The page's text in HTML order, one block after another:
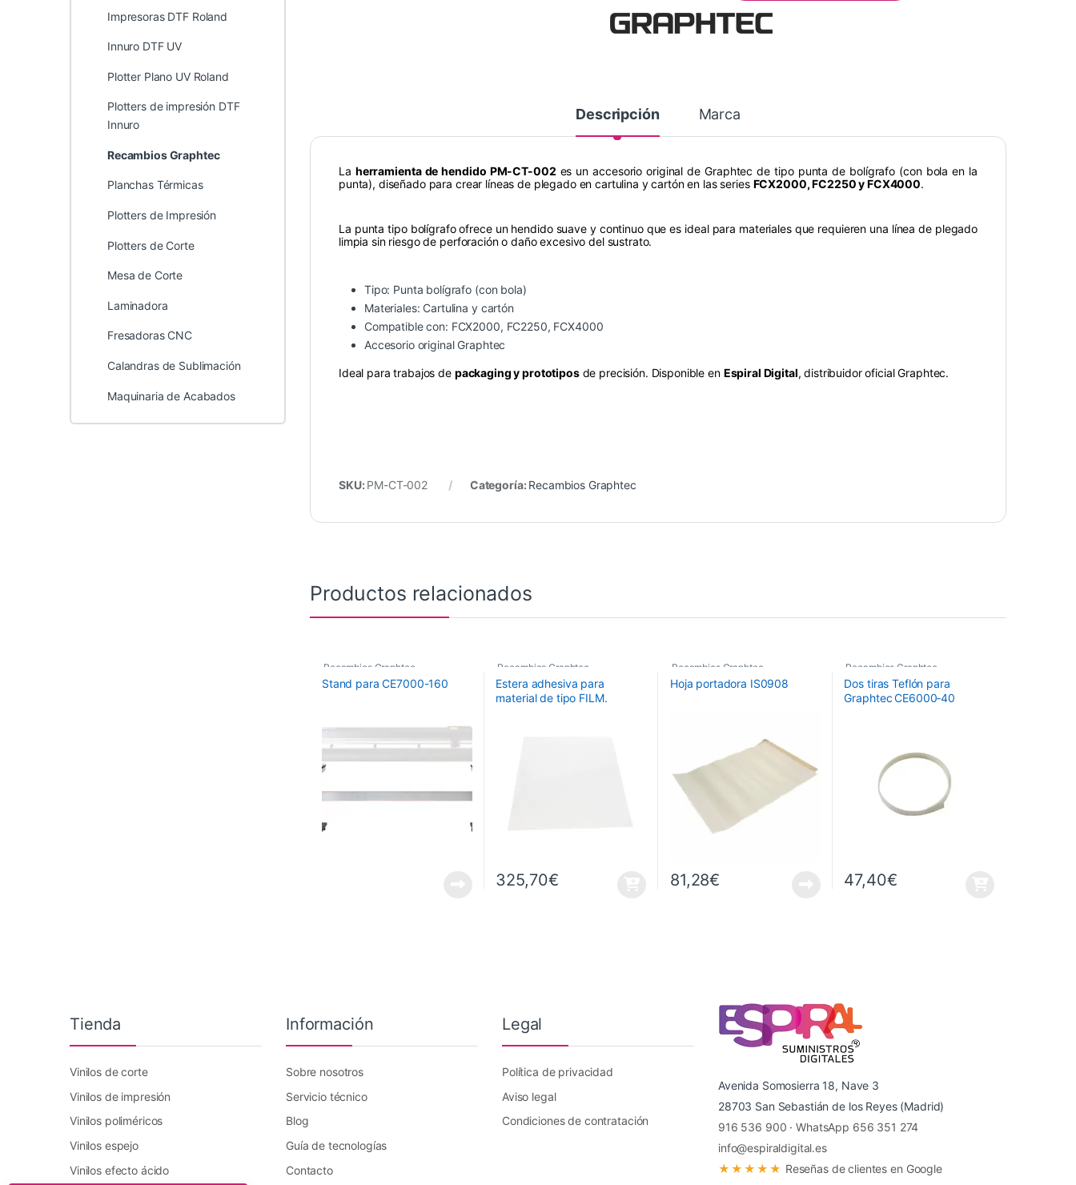
Descripción Marca
La herramienta de hendido PM-CT-002 es un accesorio original de Graphtec de tipo punta de bolígrafo (con bola en la
punta), diseñado para crear líneas de plegado en cartulina y cartón en las series FCX2000, FC2250 y FCX4000.
La punta tipo bolígrafo ofrece un hendido suave y continuo que es ideal para materiales que requieren una línea de plegado
limpia sin riesgo de perforación o daño excesivo del sustrato.
Tipo: Punta bolígrafo (con bola)
Materiales: Cartulina y cartón
Compatible con: FCX2000, FC2250, FCX4000
Accesorio original Graphtec
Ideal para trabajos de packaging y prototiposde precisión. Disponible en Espiral Digital, distribuidor oficial Graphtec.
SKU: PM-CT-002 Categoría: Recambios Graphtec
Productos relacionados
Recambios Graphtec
Stand para CE7000-160
Recambios Graphtec
Estera adhesiva para
material de tipo FILM.
325,70€
Recambios Graphtec
Hoja portadora IS0908
81,28€
Recambios Graphtec
Dos tiras Teflón para
Graphtec CE6000‑40
47,40€
Impresoras DTF Roland
Innuro DTF UV
Plotter Plano UV Roland
Plotters de impresión DTF
Innuro
Recambios Graphtec
Planchas Térmicas
Plotters de Impresión
Plotters de Corte
Mesa de Corte
Laminadora
Fresadoras CNC
Calandras de Sublimación
Maquinaria de Acabados
Tienda
Vinilos de corte
Vinilos de impresión
Vinilos poliméricos
Vinilos espejo
Vinilos efecto ácido
Información
Sobre nosotros
Servicio técnico
Blog
Guía de tecnologías
Contacto
Legal
Política de privacidad
Aviso legal
Condiciones de contratación
Avenida Somosierra 18, Nave 3
28703 San Sebastián de los Reyes (Madrid)
916 536 900 ·WhatsApp 656 351 274
info@espiraldigital.es
★★★★★ Reseñas de clientes en Google